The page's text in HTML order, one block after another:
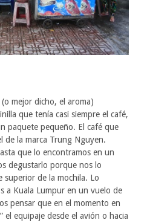
mejor dicho, el aroma)
que tenía casi siempre el café,
paquete pequeño. El café que
de la marca Trung Nguyen.
que lo encontramos en un
degustarlo porque nos lo
superior de la mochila. Lo
a Kuala Lumpur en un vuelo de
pensar que en el momento en
el equipaje desde el avión o hacia